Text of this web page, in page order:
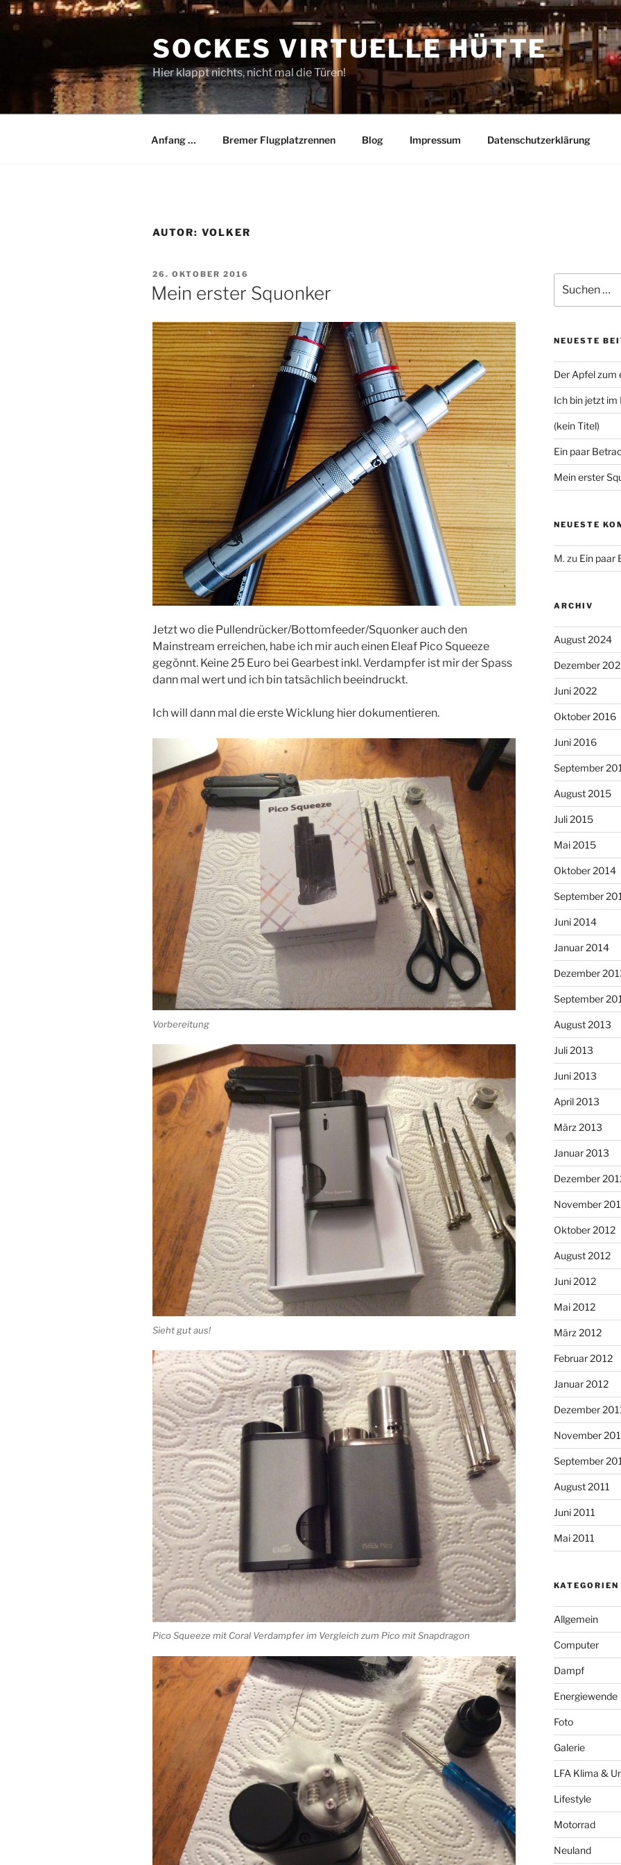
Zum
Inhalt
SOCKES VIRTUELLE HÜTTE
Hier klappt nichts, nicht mal die Türen!
Anfang … Bremer Flugplatzrennen Blog Impressum Datenschutzerklärung
AUTOR: VOLKER
VERÖFFENTLICHT
AM
26. OKTOBER 2016
Mein erster Squonker
Jetzt wo die Pullendrücker/Bottomfeeder/Squonker auch den
Mainstream erreichen, habe ich mir auch einen Eleaf Pico Squeeze
gegönnt. Keine 25 Euro bei Gearbest inkl. Verdampfer ist mir der Spass
dann mal wert und ich bin tatsächlich beeindruckt.
Ich will dann mal die erste Wicklung hier dokumentieren.
Vorbereitung
Sieht gut aus!
Pico Squeeze mit Coral Verdampfer im Vergleich zum Pico mit Snapdragon
nach:
NEUESTE
Der Apfel zum
Ich bin jetzt im
(kein Titel)
Ein paar
Mein erster
NEUESTE
M. zu Ein paar
ARCHIV
August 2024
Dezember
Juni 2022
Oktober 2016
Juni 2016
September
August 2015
Juli 2015
Mai 2015
Oktober 2014
September
Juni 2014
Januar 2014
Dezember
September
August 2013
Juli 2013
Juni 2013
April 2013
März 2013
Januar 2013
Dezember
November
Oktober 2012
August 2012
Juni 2012
Mai 2012
März 2012
Februar 2012
Januar 2012
Dezember
November
September
August 2011
Juni 2011
Mai 2011
KATEGORIEN
Allgemein
Computer
Dampf
Energiewende
Foto
Galerie
LFA Klima &
Lifestyle
Motorrad
Neuland